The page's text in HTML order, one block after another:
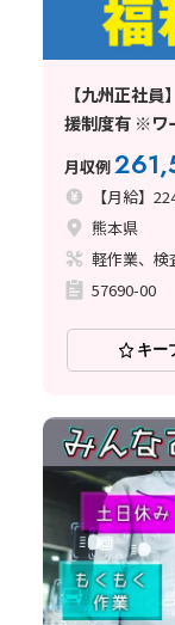
【九州正社
援制度有 ※ワ
月収例
【月給】
熊本県
57690-00
キー